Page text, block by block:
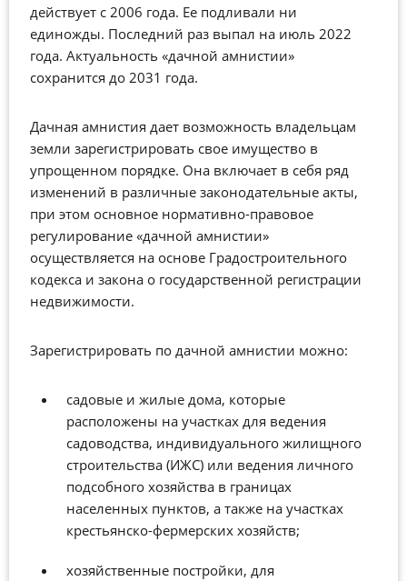
действует с 2006 года. Ее подливали ни
единожды. Последний раз выпал на июль 2022
года. Актуальность «дачной амнистии»
сохранится до 2031 года.
Дачная амнистия дает возможность владельцам
земли зарегистрировать свое имущество в
упрощенном порядке. Она включает в себя ряд
изменений в различные законодательные акты,
при этом основное нормативно-правовое
регулирование «дачной амнистии»
осуществляется на основе Градостроительного
кодекса и закона о государственной регистрации
недвижимости.
Зарегистрировать по дачной амнистии можно:
садовые и жилые дома, которые
расположены на участках для ведения
садоводства, индивидуального жилищного
строительства (ИЖС) или ведения личного
подсобного хозяйства в границах
населенных пунктов, а также на участках
крестьянско-фермерских хозяйств;
хозяйственные постройки, для